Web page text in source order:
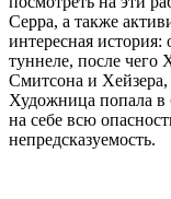
Серра, а также
интересная история:
туннеле, после чего
Смитсона и Хейзера,
Художница попала в
на себе всю
непредсказуемость.